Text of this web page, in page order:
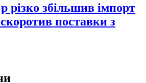
різко збільшив імпорт
поставки з